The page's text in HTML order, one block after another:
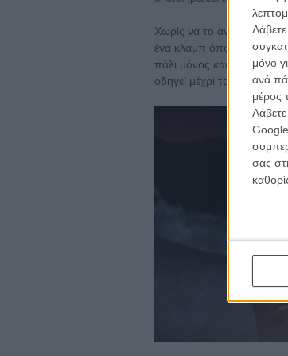
μόνο
ανά
μέρος
Google
σας
Χωρίς να το αντιληφθείς,
ένα κλαμπ όπου «δεν
πάλι μόνος και λιώμα
οδηγεί μέχρι το τέλος